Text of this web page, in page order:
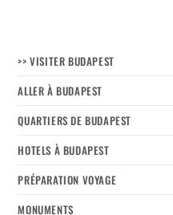
>> VISITER BUDAPEST
ALLER À BUDAPEST
QUARTIERS DE BUDAPEST
HOTELS À BUDAPEST
PRÉPARATION VOYAGE
MONUMENTS